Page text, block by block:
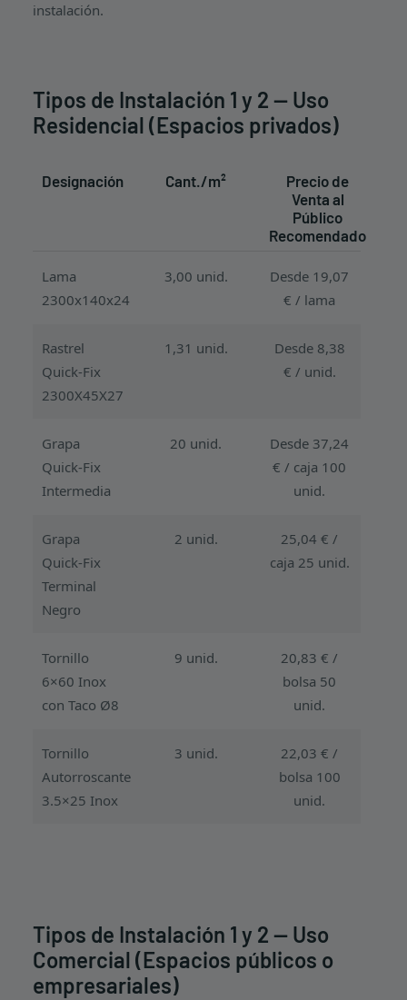
instalación.
Tipos de Instalación 1 y 2 — Uso
Residencial (Espacios privados)
Designación Cant./m²
Precio de
Venta al
Público
Recomendado
Lama
2300x140x24
3,00 unid.
Desde 19,07
€ / lama
Rastrel
Quick-Fix
2300X45X27
1,31 unid.
Desde 8,38
€ / unid.
Grapa
Quick-Fix
Intermedia
20 unid.
Desde 37,24
€ / caja 100
unid.
Grapa
Quick-Fix
Terminal
Negro
2 unid.
25,04 € /
caja 25 unid.
Tornillo
6×60 Inox
con Taco Ø8
9 unid.
20,83 € /
bolsa 50
unid.
Tornillo
Autorroscante
3.5×25 Inox
3 unid.
22,03 € /
bolsa 100
unid.
Tipos de Instalación 1 y 2 — Uso
Comercial (Espacios públicos o
empresariales)